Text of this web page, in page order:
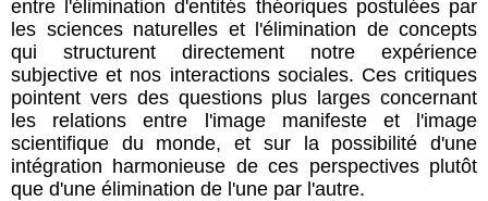
entre l'élimination d'entités théoriques postulées par
les sciences naturelles et l'élimination de concepts
qui structurent directement notre expérience
subjective et nos interactions sociales. Ces critiques
pointent vers des questions plus larges concernant
les relations entre l'image manifeste et l'image
scientifique du monde, et sur la possibilité d'une
intégration harmonieuse de ces perspectives plutôt
que d'une élimination de l'une par l'autre.